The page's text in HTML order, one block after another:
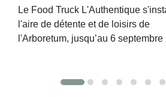
Le Food Truck L'Authentique
l'aire de détente et de loisirs de
l'Arboretum, jusqu’au 6 septembre